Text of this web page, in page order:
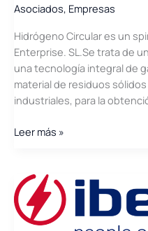
Asociados, Empresas
Hidrógeno Circular es un
Enterprise. SL.Se trata de
una tecnología integral de
material de residuos
industriales, para la
Hidrógeno
Leer más »